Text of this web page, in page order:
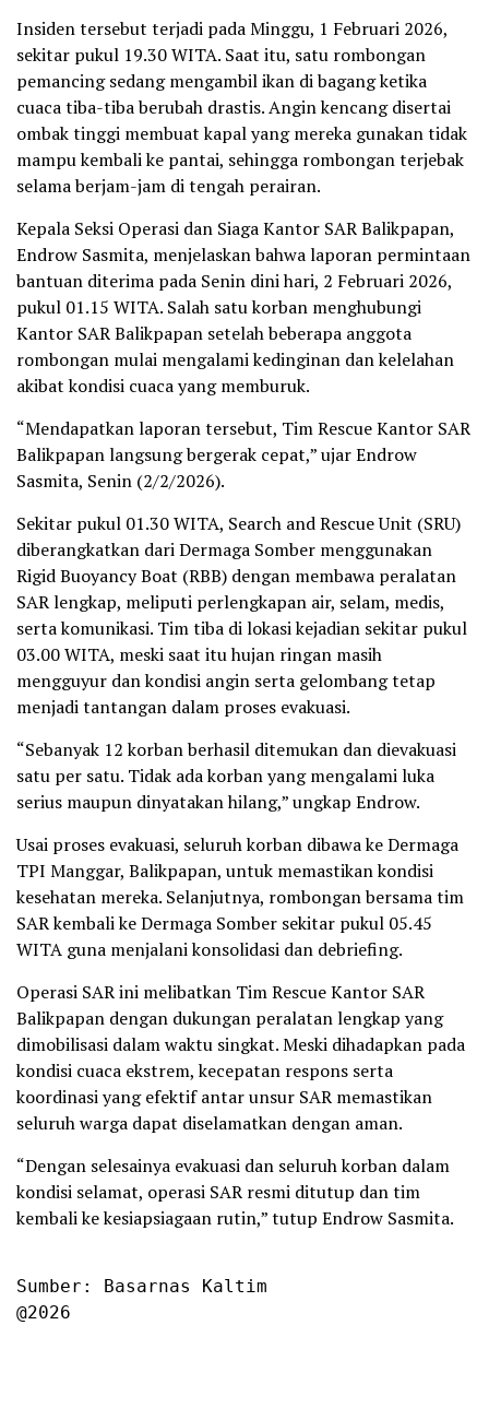
Insiden tersebut terjadi pada Minggu, 1 Februari 2026,
sekitar pukul 19.30 WITA. Saat itu, satu rombongan
pemancing sedang mengambil ikan di bagang ketika
cuaca tiba-tiba berubah drastis. Angin kencang disertai
ombak tinggi membuat kapal yang mereka gunakan tidak
mampu kembali ke pantai, sehingga rombongan terjebak
selama berjam-jam di tengah perairan.
Kepala Seksi Operasi dan Siaga Kantor SAR Balikpapan,
Endrow Sasmita, menjelaskan bahwa laporan permintaan
bantuan diterima pada Senin dini hari, 2 Februari 2026,
pukul 01.15 WITA. Salah satu korban menghubungi
Kantor SAR Balikpapan setelah beberapa anggota
rombongan mulai mengalami kedinginan dan kelelahan
akibat kondisi cuaca yang memburuk.
“Mendapatkan laporan tersebut, Tim Rescue Kantor SAR
Balikpapan langsung bergerak cepat,” ujar Endrow
Sasmita, Senin (2/2/2026).
Sekitar pukul 01.30 WITA, Search and Rescue Unit (SRU)
diberangkatkan dari Dermaga Somber menggunakan
Rigid Buoyancy Boat (RBB) dengan membawa peralatan
SAR lengkap, meliputi perlengkapan air, selam, medis,
serta komunikasi. Tim tiba di lokasi kejadian sekitar pukul
03.00 WITA, meski saat itu hujan ringan masih
mengguyur dan kondisi angin serta gelombang tetap
menjadi tantangan dalam proses evakuasi.
“Sebanyak 12 korban berhasil ditemukan dan dievakuasi
satu per satu. Tidak ada korban yang mengalami luka
serius maupun dinyatakan hilang,” ungkap Endrow.
Usai proses evakuasi, seluruh korban dibawa ke Dermaga
TPI Manggar, Balikpapan, untuk memastikan kondisi
kesehatan mereka. Selanjutnya, rombongan bersama tim
SAR kembali ke Dermaga Somber sekitar pukul 05.45
WITA guna menjalani konsolidasi dan debriefing.
Operasi SAR ini melibatkan Tim Rescue Kantor SAR
Balikpapan dengan dukungan peralatan lengkap yang
dimobilisasi dalam waktu singkat. Meski dihadapkan pada
kondisi cuaca ekstrem, kecepatan respons serta
koordinasi yang efektif antar unsur SAR memastikan
seluruh warga dapat diselamatkan dengan aman.
“Dengan selesainya evakuasi dan seluruh korban dalam
kondisi selamat, operasi SAR resmi ditutup dan tim
kembali ke kesiapsiagaan rutin,” tutup Endrow Sasmita.
Sumber: Basarnas Kaltim
@2026